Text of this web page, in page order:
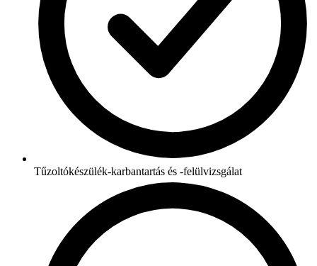
Tűzoltókészülék-karbantartás és -felülvizsgálat